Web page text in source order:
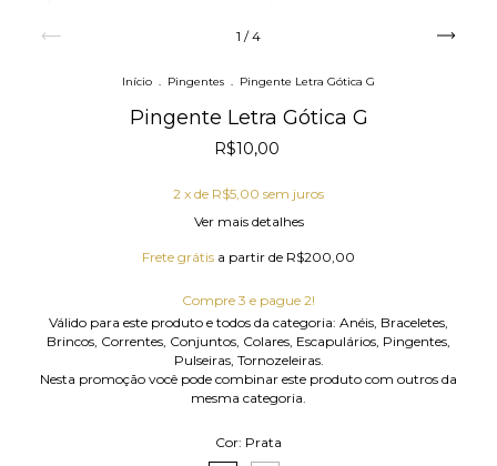
1 /4
Início . Pingentes . Pingente Letra Gótica G
Pingente Letra Gótica G
R$10,00
2 x de R$5,00 sem juros
Ver mais detalhes
Frete grátis a partir de R$200,00
Compre 3 e pague 2!
Válido para este produto e todos da categoria: Anéis, Braceletes,
Brincos, Correntes, Conjuntos, Colares, Escapulários, Pingentes,
Pulseiras, Tornozeleiras.
Nesta promoção você pode combinar este produto com outros da
mesma categoria.
Cor: Prata